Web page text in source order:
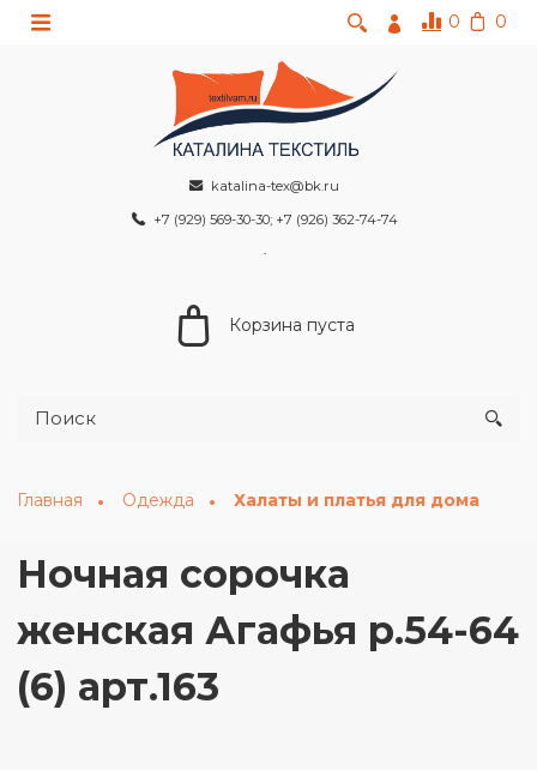
0 0
katalina-tex@bk.ru
+7 (929) 569-30-30; +7 (926) 362-74-74
Корзина пуста
Главная Одежда Халаты и платья для дома
Ночная сорочка
женская Агафья р.54-64
(6) арт.163